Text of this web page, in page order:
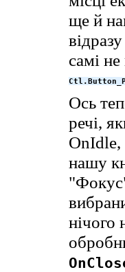
ще й
самі
Ось
речі,
OnIdle,
нашу
нічого